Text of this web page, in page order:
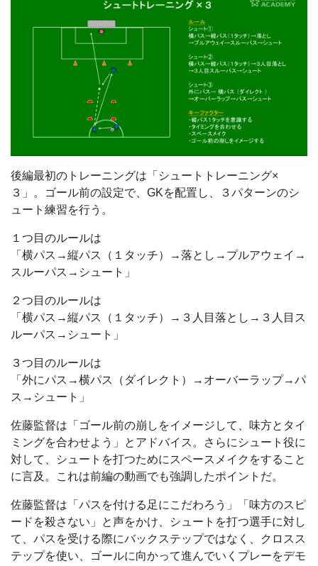
後編最初のトレーニングは「シュートトレーニング×
３」。ゴール前の設定で、GKを配置し、３パターンのシ
ュート練習を行う。
１つ目のルールは
「横パス→縦パス（１タッチ）→落とし→プルアウェイ→
スルーパス→シュート」
２つ目のルールは
「横パス→縦パス（１タッチ）→３人目落とし→３人目ス
ルーパス→シュート」
３つ目のルールは
「外にパス→横パス（ダイレクト）→オーバーラップ→パ
ス→シュート」
佐藤監督は「ゴール前の崩しをイメージして、味方とタイ
ミングを合わせよう」とアドバイス。さらにシュート役に
対して、シュートを打つためにスペースメイクをすること
に言及。これは前編の動画でも強調したポイントだ。
佐藤監督は「パスを付ける足にこだわろう」「味方のスピ
ードを殺さない」と声をかけ、シュートを打つ選手に対し
て、パスを受ける際にバックステップではなく、クロスス
テップを使い、ゴールに向かって進んでいくプレーをデモ